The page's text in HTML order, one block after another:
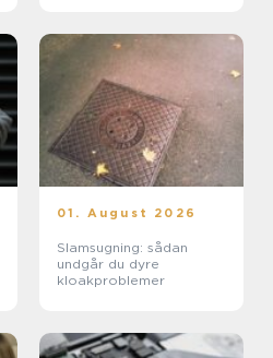
01. August 2026
Slamsugning: sådan
undgår du dyre
kloakproblemer